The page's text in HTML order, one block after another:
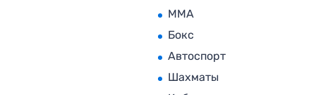
MMA
Бокс
Автоспорт
Шахматы